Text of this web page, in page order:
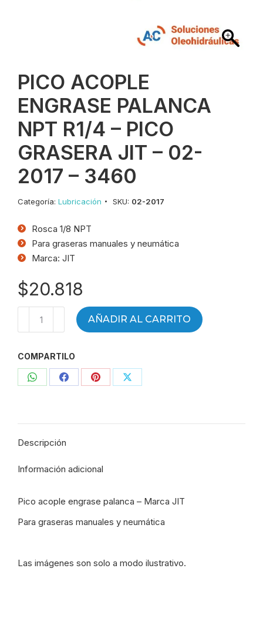
PICO ACOPLE
ENGRASE PALANCA
NPT R1/4 – PICO
GRASERA JIT – 02-
2017 – 3460
Categoría: Lubricación SKU: 02-2017
Rosca 1/8 NPT
Para graseras manuales y neumática
Marca: JIT
$20.818
PALANCA
NPT
R1/4
JIT
02-
-
3460
AÑADIR AL CARRITO
COMPARTILO
CompartirCompartirCompartirCompartir
Descripción
Información adicional
Pico acople engrase palanca – Marca JIT
Para graseras manuales y neumática
Las imágenes son solo a modo ilustrativo.